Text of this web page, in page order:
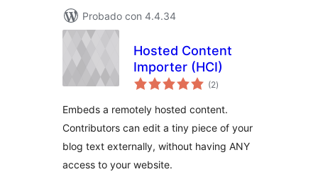
Probado con 4.4.34
Hosted Content
Importer (HCI)
(2valoraciones
en
)
Embeds a remotely hosted content.
Contributors can edit a tiny piece of your
blog text externally, without having ANY
access to your website.